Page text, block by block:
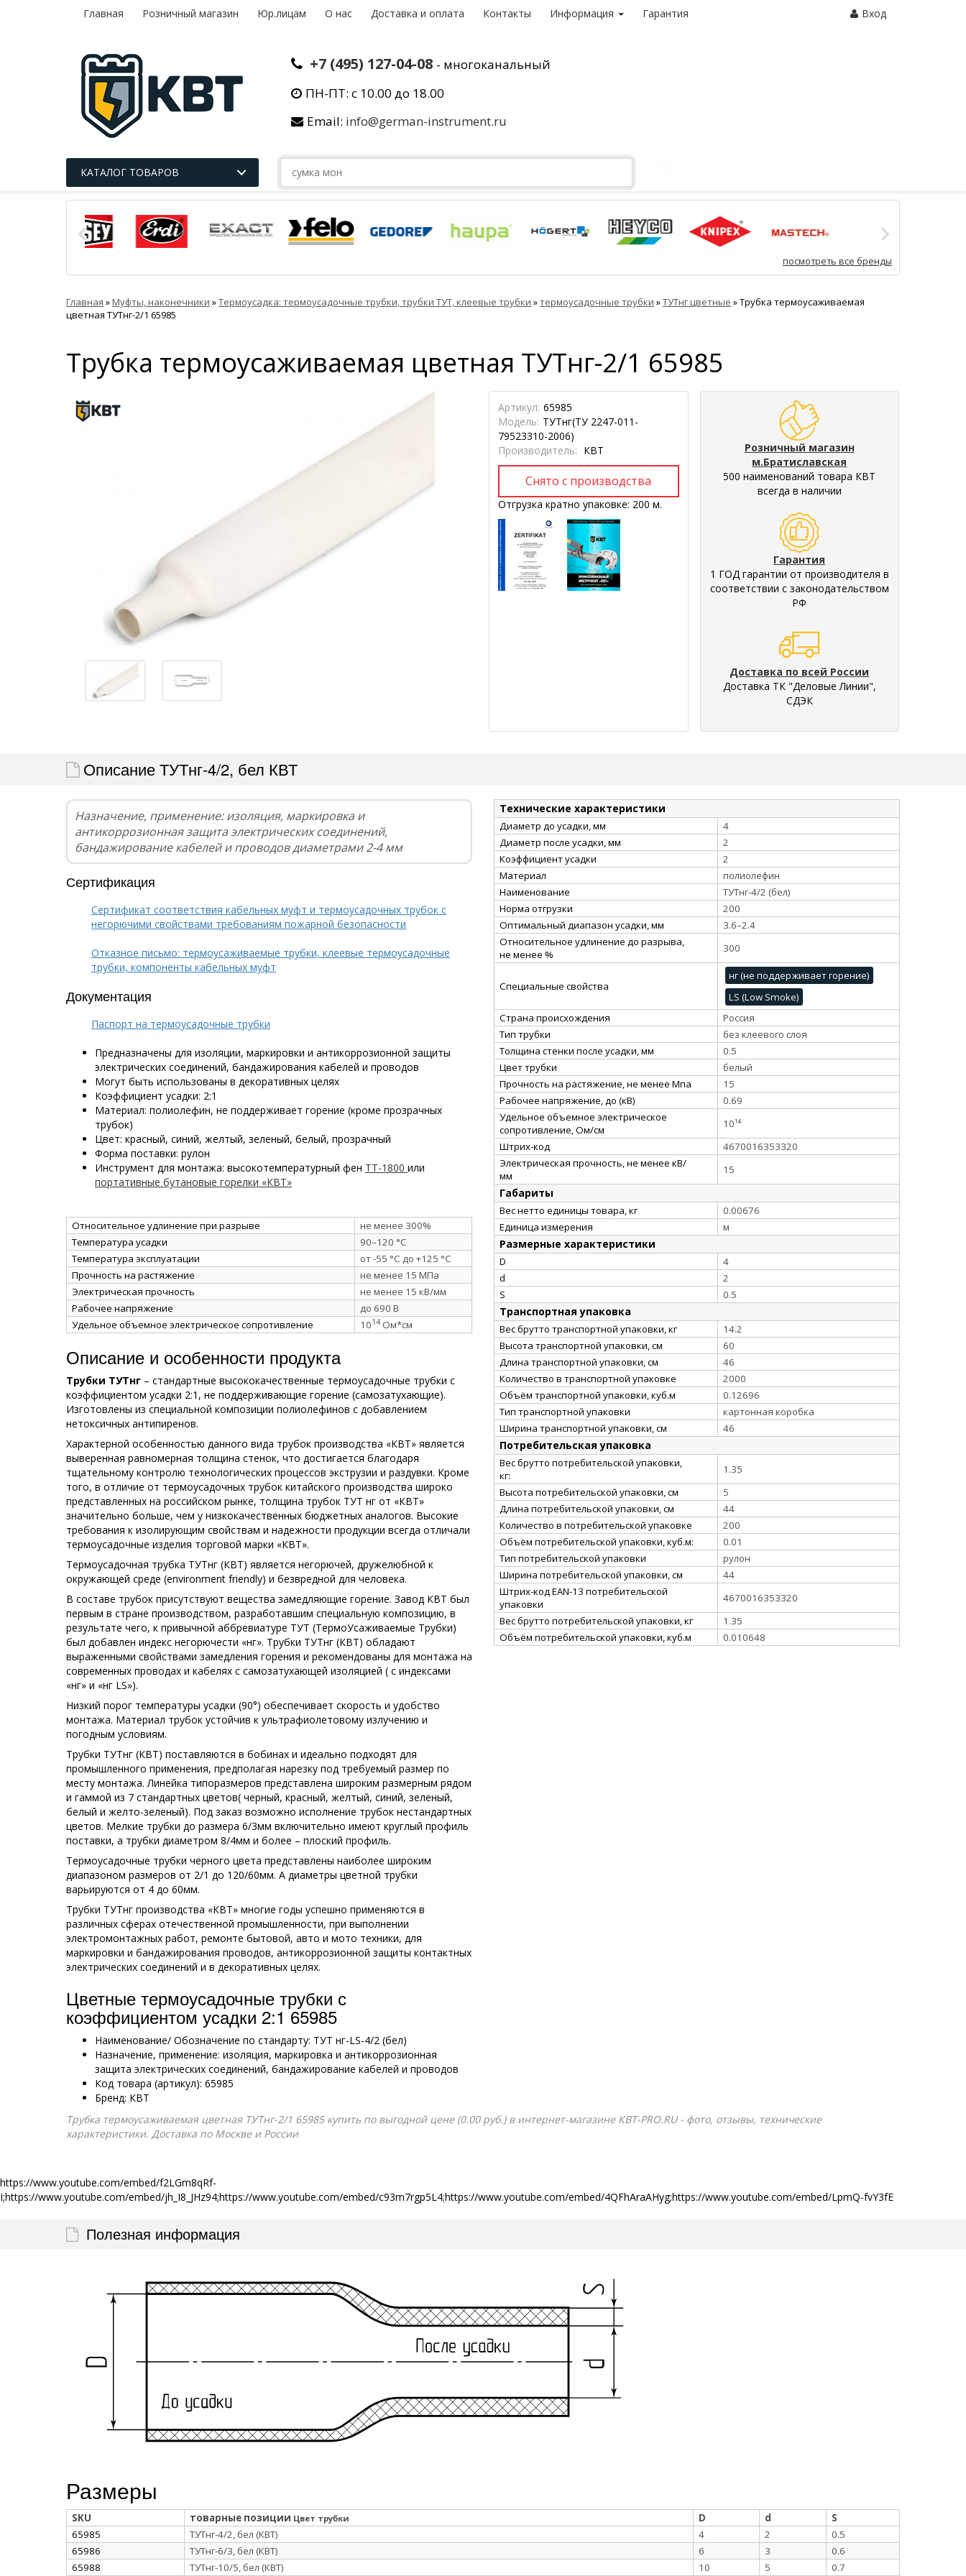
Главная Розничный магазин Юр.лицам О нас Доставка и оплата Контакты Информация Гарантия Вход
+7 (495) 127-04-08 - многоканальный
ПН-ПТ: с 10.00 до 18.00
Email: info@german-instrument.ru
КАТАЛОГ ТОВАРОВ
посмотреть все бренды
Главная »Муфты, наконечники »Термоусадка: термоусадочные трубки, трубки ТУТ, клеевые трубки »термоусадочные трубки »ТУТнг цветные »Трубка термоусаживаемая
цветная ТУТнг-2/1 65985
Трубка термоусаживаемая цветная ТУТнг-2/1 65985
Артикул: 65985
Модель: ТУТнг(ТУ 2247-011-
79523310-2006)
Производитель: КВТ
Отгрузка кратно упаковке: 200 м.
Розничный магазин
м.Братиславская
500 наименований товара КВТ
всегда в наличии
Гарантия
1 ГОД гарантии от производителя в
соответствии с законодательством
РФ
Доставка по всей России
Доставка ТК "Деловые Линии",
СДЭК
Описание ТУТнг-4/2, бел КВТ
Назначение, применение: изоляция, маркировка и
антикоррозионная защита электрических соединений,
бандажирование кабелей и проводов диаметрами 2-4 мм
Сертификация
Сертификат соответствия кабельных муфт и термоусадочных трубок с
негорючими свойствами требованиям пожарной безопасности
Отказное письмо: термоусаживаемые трубки, клеевые термоусадочные
трубки, компоненты кабельных муфт
Документация
Паспорт на термоусадочные трубки
Предназначены для изоляции, маркировки и антикоррозионной защиты
электрических соединений, бандажирования кабелей и проводов
Могут быть использованы в декоративных целях
Коэффициент усадки: 2:1
Материал: полиолефин, не поддерживает горение (кроме прозрачных
трубок)
Цвет: красный, синий, желтый, зеленый, белый, прозрачный
Форма поставки: рулон
Инструмент для монтажа: высокотемпературный фен ТТ-1800 или
портативные бутановые горелки «КВТ»
Относительное удлинение при разрыве
не менее 300%
Температура усадки
90–120 °C
Температура эксплуатации
от -55 °C до +125 °C
Прочность на растяжение
не менее 15 МПа
Электрическая прочность
не менее 15 кВ/мм
Рабочее напряжение
до 690 В
Удельное объемное электрическое сопротивление
1014 Ом*см
Описание и особенности продукта
Трубки ТУТнг – стандартные высококачественные термоусадочные трубки с
коэффициентом усадки 2:1, не поддерживающие горение (самозатухающие).
Изготовлены из специальной композиции полиолефинов с добавлением
нетоксичных антипиренов.
Характерной особенностью данного вида трубок производства «КВТ» является
выверенная равномерная толщина стенок, что достигается благодаря
тщательному контролю технологических процессов экструзии и раздувки. Кроме
того, в отличие от термоусадочных трубок китайского производства широко
представленных на российском рынке, толщина трубок ТУТ нг от «КВТ»
значительно больше, чем у низкокачественных бюджетных аналогов. Высокие
требования к изолирующим свойствам и надежности продукции всегда отличали
термоусадочные изделия торговой марки «КВТ».
Термоусадочная трубка ТУТнг (КВТ) является негорючей, дружелюбной к
окружающей среде (environment friendly) и безвредной для человека.
В составе трубок присутствуют вещества замедляющие горение. Завод КВТ был
первым в стране производством, разработавшим специальную композицию, в
результате чего, к привычной аббревиатуре ТУТ (ТермоУсаживаемые Трубки)
был добавлен индекс негорючести «нг». Трубки ТУТнг (КВТ) обладают
выраженными свойствами замедления горения и рекомендованы для монтажа на
современных проводах и кабелях с самозатухающей изоляцией ( с индексами
«нг» и «нг LS»).
Низкий порог температуры усадки (90°) обеспечивает скорость и удобство
монтажа. Материал трубок устойчив к ультрафиолетовому излучению и
погодным условиям.
Трубки ТУТнг (КВТ) поставляются в бобинах и идеально подходят для
промышленного применения, предполагая нарезку под требуемый размер по
месту монтажа. Линейка типоразмеров представлена широким размерным рядом
и гаммой из 7 стандартных цветов( черный, красный, желтый, синий, зеленый,
белый и желто-зеленый). Под заказ возможно исполнение трубок нестандартных
цветов. Мелкие трубки до размера 6/3мм включительно имеют круглый профиль
поставки, а трубки диаметром 8/4мм и более – плоский профиль.
Термоусадочные трубки черного цвета представлены наиболее широким
диапазоном размеров от 2/1 до 120/60мм. А диаметры цветной трубки
варьируются от 4 до 60мм.
Трубки ТУТнг производства «КВТ» многие годы успешно применяются в
различных сферах отечественной промышленности, при выполнении
электромонтажных работ, ремонте бытовой, авто и мото техники, для
маркировки и бандажирования проводов, антикоррозионной защиты контактных
электрических соединений и в декоративных целях.
Цветные термоусадочные трубки с
коэффициентом усадки 2:1 65985
Наименование/ Обозначение по стандарту: ТУТ нг-LS-4/2 (бел)
Назначение, применение: изоляция, маркировка и антикоррозионная
защита электрических соединений, бандажирование кабелей и проводов
Код товара (артикул): 65985
Бренд: КВТ
Технические характеристики
Диаметр до усадки, мм
4
Диаметр после усадки, мм
2
Коэффициент усадки
2
Материал
полиолефин
Наименование
ТУТнг-4/2 (бел)
Норма отгрузки
200
Оптимальный диапазон усадки, мм
3.6–2.4
Относительное удлинение до разрыва,
не менее %
300
Специальные свойства
нг (не поддерживает горение)
LS (Low Smoke)
Страна происхождения
Россия
Тип трубки
без клеевого слоя
Толщина стенки после усадки, мм
0.5
Цвет трубки
белый
Прочность на растяжение, не менее Мпа
15
Рабочее напряжение, до (кВ)
0.69
Удельное объемное электрическое
сопротивление, Ом/см
10¹⁴
Штрих-код
4670016353320
Электрическая прочность, не менее кВ/
мм
15
Габариты
Вес нетто единицы товара, кг
0.00676
Единица измерения
м
Размерные характеристики
D
4
d
2
S
0.5
Транспортная упаковка
Вес брутто транспортной упаковки, кг
14.2
Высота транспортной упаковки, см
60
Длина транспортной упаковки, см
46
Количество в транспортной упаковке
2000
Объём транспортной упаковки, куб.м
0.12696
Тип транспортной упаковки
картонная коробка
Ширина транспортной упаковки, см
46
Потребительская упаковка
Вес брутто потребительской упаковки,
кг:
1.35
Высота потребительской упаковки, см
5
Длина потребительской упаковки, см
44
Количество в потребительской упаковке
200
Объём потребительской упаковки, куб.м:
0.01
Тип потребительской упаковки
рулон
Ширина потребительской упаковки, см
44
Штрих-код EAN-13 потребительской
упаковки
4670016353320
Вес брутто потребительской упаковки, кг
1.35
Объём потребительской упаковки, куб.м
0.010648
Трубка термоусаживаемая цветная ТУТнг-2/1 65985 купить по выгодной цене (0.00 руб.) в интернет-магазине КВТ-PRO.RU - фото, отзывы, технические
характеристики. Доставка по Москве и России
https://www.youtube.com/embed/f2LGm8qRf-
I;https://www.youtube.com/embed/jh_I8_JHz94;https://www.youtube.com/embed/c93m7rgp5L4;https://www.youtube.com/embed/4QFhAraAHyg;https://www.youtube.com/embed/LpmQ-fvY3fE
Полезная информация
Размеры
SKU товарные позиции Цвет трубки D d
S
65985
ТУТнг-4/2, бел (КВТ) 4 2
0.5
65986
ТУТнг-6/3, бел (КВТ) 6 3
0.6
65988
ТУТнг-10/5, бел (КВТ) 10 5 0.7